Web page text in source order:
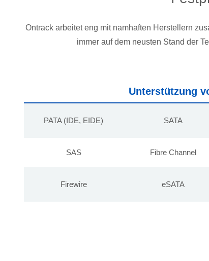
Ontrack arbeitet eng mit namhaften Herstellern
immer auf dem neusten Stand der
Unterstützung
PATA (IDE, EIDE) SATA
SAS Fibre Channel
Firewire eSATA